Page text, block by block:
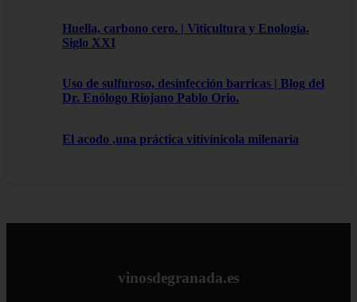
Huella, carbono cero. | Viticultura y Enología.
Siglo XXI
Uso de sulfuroso, desinfección barricas | Blog del
Dr. Enólogo Riojano Pablo Orio.
El acodo ,una práctica vitivínicola milenaria
vinosdegranada.es